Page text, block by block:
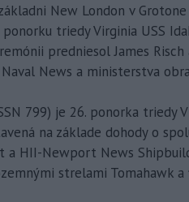
New London v
triedy Virginia USS
predniesol James
News a ministerstva
799) je 26. ponorka
na základe dohody o
a HII-Newport News
strelami Tomahawk